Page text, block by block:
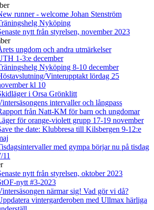
runner - welcome Johan Stenström
Nyköping
nytt från styrelsen, november 2023
ungdom och andra utmärkelser
1-3:e december
Nyköping 8-10 december
Vinterupptakt lördag 25
kl 10
i Orsa Grönklitt
intervaller och långpass
från Natt-KM för barn och ungdomar
för orange-violett grupp 17-19 november
the date: Klubbresa till Kilsbergen 9-12:e
med gympa börjar nu på tisdag
11
nytt från styrelsen, oktober 2023
nytt #3-2023
närmar sig! Vad gör vi då?
vintergarderoben med Ullmax härliga